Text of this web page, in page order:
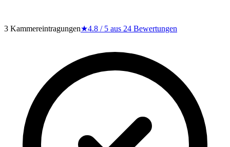
3 Kammereintragungen★4.8 / 5 aus 24 Bewertungen